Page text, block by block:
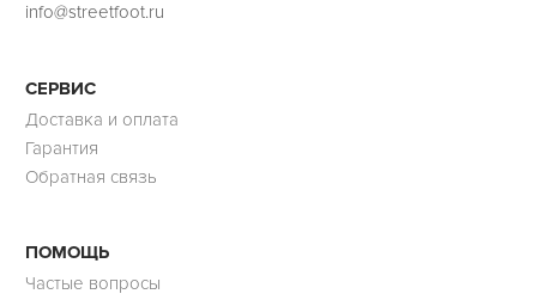
info@streetfoot.ru
СЕРВИС
Доставка и оплата
Гарантия
Обратная связь
ПОМОЩЬ
Частые вопросы